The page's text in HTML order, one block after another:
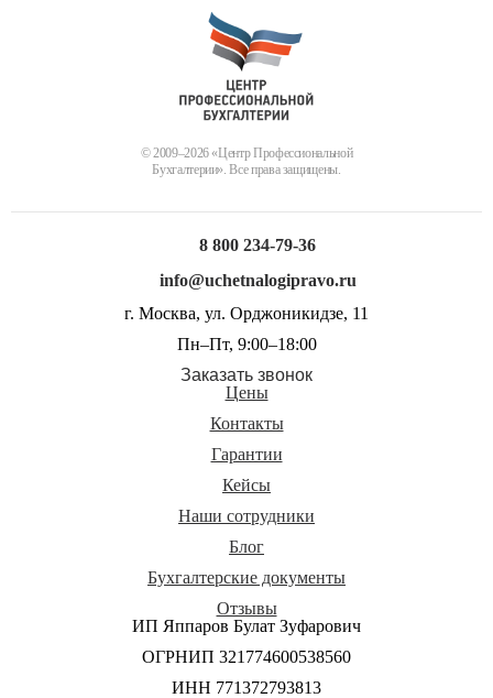
© 2009–2026 «Центр Профессиональной
Бухгалтерии». Все права защищены.
Цены
Контакты
Гарантии
Кейсы
Наши сотрудники
Блог
Бухгалтерские документы
Отзывы
ИП Яппаров Булат Зуфарович
ОГРНИП 321774600538560
ИНН 771372793813
8 800 234-79-36
info@uchetnalogipravo.ru
г. Москва, ул. Орджоникидзе, 11
Пн–Пт, 9:00–18:00
Заказать звонок